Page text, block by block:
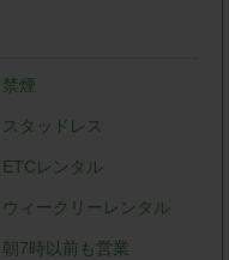
禁煙
スタッドレス
ETCレンタル
ウィークリーレンタル
朝7時以前も営業